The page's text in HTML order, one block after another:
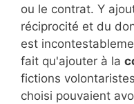
ou le contrat. Y
réciprocité et du
est
fait qu'ajouter à la
fictions
choisi pouvaient